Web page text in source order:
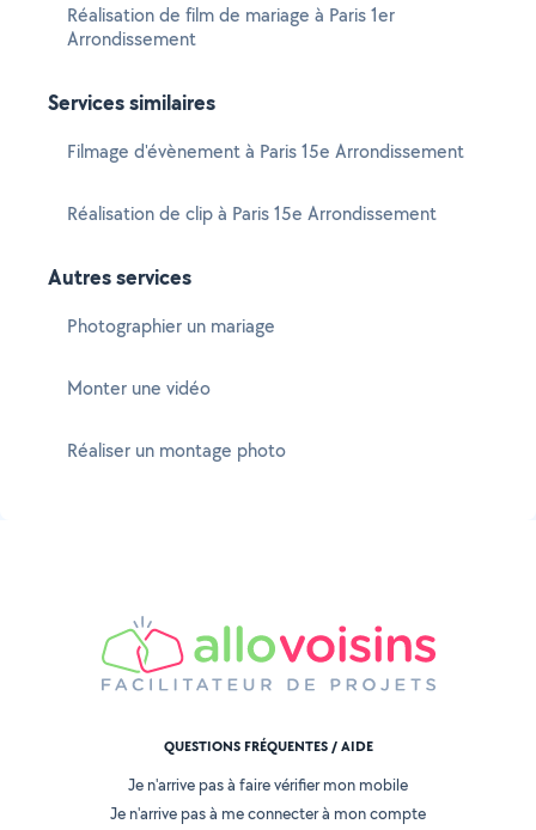
Réalisation de film de mariage à Paris 1er
Arrondissement
Services similaires
Filmage d'évènement à Paris 15e Arrondissement
Réalisation de clip à Paris 15e Arrondissement
Autres services
Photographier un mariage
Monter une vidéo
Réaliser un montage photo
QUESTIONS FRÉQUENTES / AIDE
Je n'arrive pas à faire vérifier mon mobile
Je n'arrive pas à me connecter à mon compte